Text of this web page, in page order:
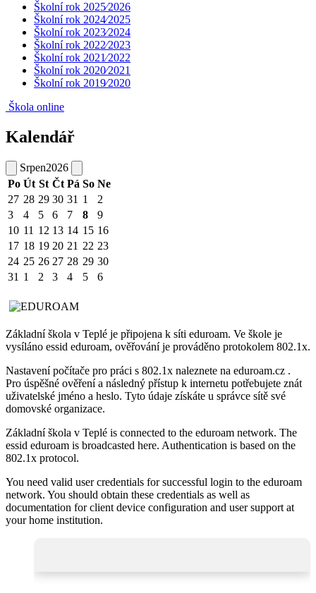
Školní rok 2025⁄2026
Školní rok 2024⁄2025
Školní rok 2023⁄2024
Školní rok 2022⁄2023
Školní rok 2021⁄2022
Školní rok 2020⁄2021
Školní rok 2019⁄2020
Škola online
Kalendář
Srpen2026
Po Út St Čt Pá So Ne
27 28 29 30 31 1
2
3
4 5 6 7 8
9
10 11 12 13 14 15 16
17 18 19 20 21 22 23
24 25 26 27 28 29 30
31 1 2 3 4 5 6
Základní škola v Teplé je připojena k síti eduroam. Ve škole je
vysíláno essid eduroam, ověřování je prováděno protokolem 802.1x.
Nastavení počítače pro práci s 802.1x naleznete na eduroam.cz .
Pro úspěšné ověření a následný přístup k internetu potřebujete znát
uživatelské jméno a heslo. Tyto údaje získáte u správce sítě své
domovské organizace.
Základní škola v Teplé is connected to the eduroam network. The
essid eduroam is broadcasted here. Authentication is based on the
802.1x protocol.
You need valid user credentials for successful login to the eduroam
network. You should obtain these credentials as well as
documentation for client device configuration and user support at
your home institution.